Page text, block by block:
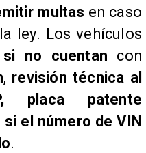
multas en caso
ley. Los vehículos
si no cuentan con
, revisión técnica al
placa patente
el número de VIN
.